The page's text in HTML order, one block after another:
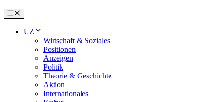
Menu
UZ
Wirtschaft & Soziales
Positionen
Anzeigen
Politik
Theorie & Geschichte
Aktion
Internationales